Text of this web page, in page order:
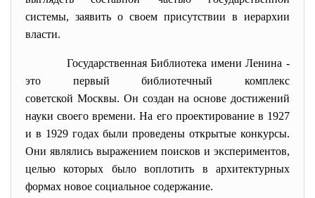
системы, заявить о своем присутствии в иерархии
власти.
Государственная Библиотека имени Ленина -
это первый библиотечный комплекс
советской Москвы. Он создан на основе достижений
науки своего времени. На его проектирование в 1927
и в 1929 годах были проведены открытые конкурсы.
Они являлись выражением поисков и экспериментов,
целью которых было воплотить в архитектурных
формах новое социальное содержание.